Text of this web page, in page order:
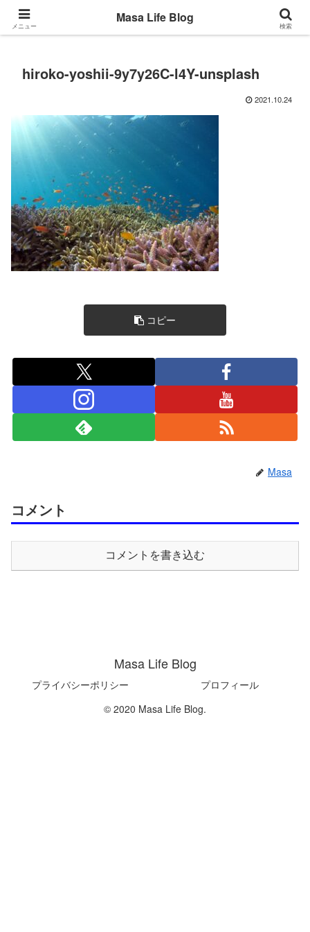
Back to the basic
hiroko-yoshii-9y7y26C-l4Y-unsplash
2021.10.24
コピー
Masa
コメント
コメントを書き込む
Masa Life Blog
プライバシーポリシー
プロフィール
© 2020 Masa Life Blog.
メニュー
Masa Life Blog
検索